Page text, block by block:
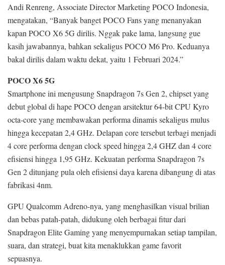
Andi Renreng, Associate Director Marketing POCO Indonesia,
mengatakan, “Banyak banget POCO Fans yang menanyakan
kapan POCO X6 5G dirilis. Nggak pake lama, langsung gue
kasih jawabannya, bahkan sekaligus POCO M6 Pro. Keduanya
bakal dirilis dalam waktu dekat, yaitu 1 Februari 2024.”
POCO X6 5G
Smartphone ini mengusung Snapdragon 7s Gen 2, chipset yang
debut global di hape POCO dengan arsitektur 64-bit CPU Kyro
octa-core yang membawakan performa dinamis sekaligus mulus
hingga kecepatan 2,4 GHz. Delapan core tersebut terbagi menjadi
4 core performa dengan clock speed hingga 2,4 GHZ dan 4 core
efisiensi hingga 1,95 GHz. Kekuatan performa Snapdragon 7s
Gen 2 ditunjang pula oleh efisiensi daya karena dibangung di atas
fabrikasi 4nm.
GPU Qualcomm Adreno-nya, yang menghasilkan visual brilian
dan bebas patah-patah, didukung oleh berbagai fitur dari
Snapdragon Elite Gaming yang menyempurnakan setiap tampilan,
suara, dan strategi, buat kita menaklukkan game favorit
sepuasnya.